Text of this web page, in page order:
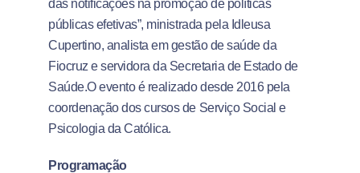
das notificações na promoção de políticas
públicas efetivas”, ministrada pela Idleusa
Cupertino, analista em gestão de saúde da
Fiocruz e servidora da Secretaria de Estado de
Saúde.O evento é realizado desde 2016 pela
coordenação dos cursos de Serviço Social e
Psicologia da Católica.
Programação